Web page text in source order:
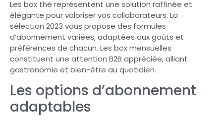
Les box thé représentent une solution raffinée et
élégante pour valoriser vos collaborateurs. La
sélection 2023 vous propose des formules
d’abonnement variées, adaptées aux goûts et
préférences de chacun. Les box mensuelles
constituent une attention B2B appréciée, alliant
gastronomie et bien-être au quotidien.
Les options d’abonnement
adaptables